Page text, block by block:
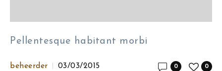
Pellentesque habitant morbi
beheerder 03/03/2015 0
0